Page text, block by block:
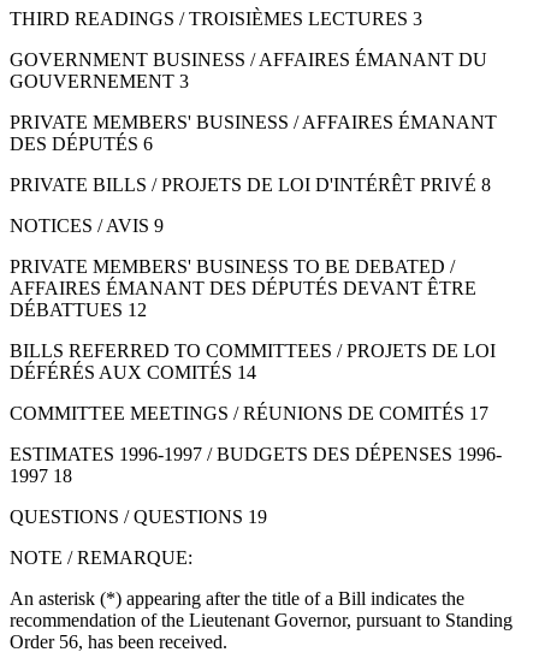
THIRD READINGS / TROISIÈMES LECTURES 3
GOVERNMENT BUSINESS / AFFAIRES ÉMANANT DU
GOUVERNEMENT 3
PRIVATE MEMBERS' BUSINESS / AFFAIRES ÉMANANT
DES DÉPUTÉS 6
PRIVATE BILLS / PROJETS DE LOI D'INTÉRÊT PRIVÉ 8
NOTICES / AVIS 9
PRIVATE MEMBERS' BUSINESS TO BE DEBATED /
AFFAIRES ÉMANANT DES DÉPUTÉS DEVANT ÊTRE
DÉBATTUES 12
BILLS REFERRED TO COMMITTEES / PROJETS DE LOI
DÉFÉRÉS AUX COMITÉS 14
COMMITTEE MEETINGS / RÉUNIONS DE COMITÉS 17
ESTIMATES 1996-1997 / BUDGETS DES DÉPENSES 1996-
1997 18
QUESTIONS / QUESTIONS 19
NOTE / REMARQUE:
An asterisk (*) appearing after the title of a Bill indicates the
recommendation of the Lieutenant Governor, pursuant to Standing
Order 56, has been received.